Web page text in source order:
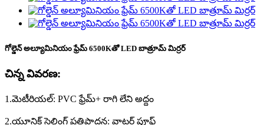
గోల్డెన్ అల్యూమినియం ఫ్రేమ్ 6500Kతో LED బాత్రూమ్ మిర్రర్
చిన్న వివరణ:
1.మెటీరియల్: PVC ఫ్రేమ్+ రాగి లేని అద్దం
2.యూనిక్ సెల్లింగ్ ప్రతిపాదన: వాటర్ ప్రూఫ్